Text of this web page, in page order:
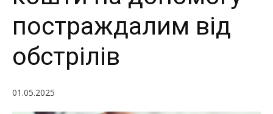
постраждалим від
обстрілів
01.05.2025